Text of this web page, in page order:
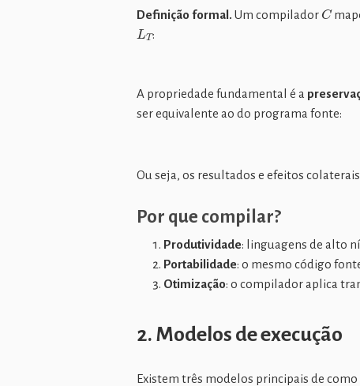
Definição formal. Um compilador C
LT :
A propriedade fundamental é a
ser equivalente ao do programa fonte:
Ou seja, os resultados e efeitos
Por que compilar?
Produtividade: linguagens de alto
Portabilidade: o mesmo código
Otimização: o compilador aplica
2. Modelos de execução
Existem três modelos principais de